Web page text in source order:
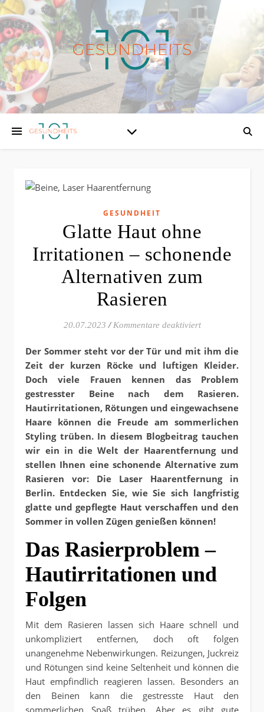
GESUNDHEIT
Glatte Haut ohne
Irritationen – schonende
Alternativen zum
Rasieren
20.07.2023 / Kommentare deaktiviertfür Glatte Haut
Der Sommer steht vor der Tür und mit ihm die
Zeit der kurzen Röcke und luftigen Kleider.
Doch viele Frauen kennen das Problem
gestresster Beine nach dem Rasieren.
Hautirritationen, Rötungen und eingewachsene
Haare können die Freude am sommerlichen
Styling trüben. In diesem Blogbeitrag tauchen
wir ein in die Welt der Haarentfernung und
stellen Ihnen eine schonende Alternative zum
Rasieren vor: Die Laser Haarentfernung in
Berlin. Entdecken Sie, wie Sie sich langfristig
glatte und gepflegte Haut verschaffen und den
Sommer in vollen Zügen genießen können!
Das Rasierproblem –
Hautirritationen und
Folgen
Mit dem Rasieren lassen sich Haare schnell und
unkompliziert entfernen, doch oft folgen
unangenehme Nebenwirkungen. Reizungen, Juckreiz
und Rötungen sind keine Seltenheit und können die
Haut empfindlich reagieren lassen. Besonders an
den Beinen kann die gestresste Haut den
sommerlichen Spaß trüben. Aber es gibt gute